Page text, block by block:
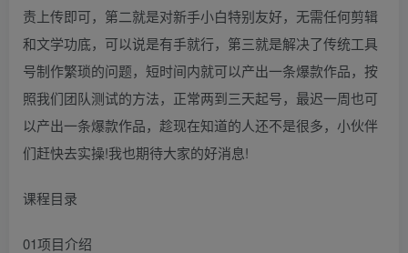
责上传即可，第二就是对新手小白特别友好，无需任何剪辑
和文学功底，可以说是有手就行，第三就是解决了传统工具
号制作繁琐的问题，短时间内就可以产出一条爆款作品，按
照我们团队测试的方法，正常两到三天起号，最迟一周也可
以产出一条爆款作品，趁现在知道的人还不是很多，小伙伴
们赶快去实操!我也期待大家的好消息!
课程目录
01项目介绍